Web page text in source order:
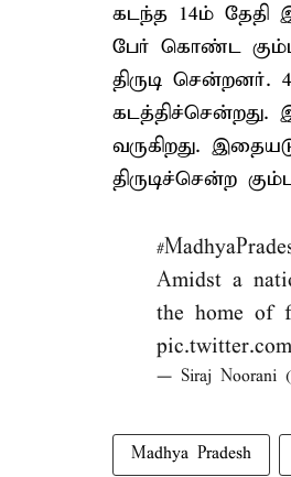
கடந்த 14ம் தேதி
பேர் கொண்ட
திருடி
வருகிறது.
திருடிச்சென்ற
Amidst a
the home of
— Siraj Noorani
Madhya Pradesh